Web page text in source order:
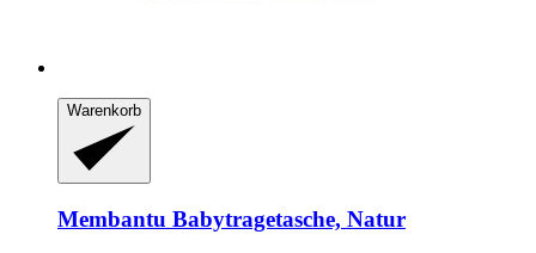
Warenkorb
Membantu Babytragetasche, Natur